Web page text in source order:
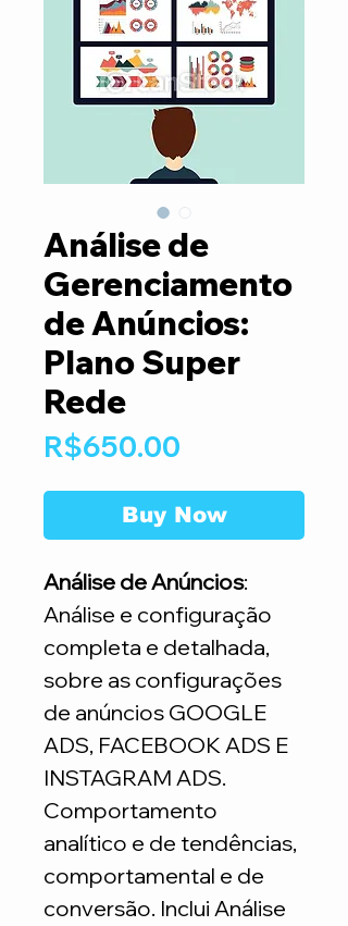
Análise de
Gerenciamento
de Anúncios:
Plano Super
Rede
R$650.00
Buy Now
Análise de Anúncios:
Análise e configuração
completa e detalhada,
sobre as configurações
de anúncios GOOGLE
ADS, FACEBOOK ADS E
INSTAGRAM ADS.
Comportamento
analítico e de tendências,
comportamental e de
conversão. Inclui Análise